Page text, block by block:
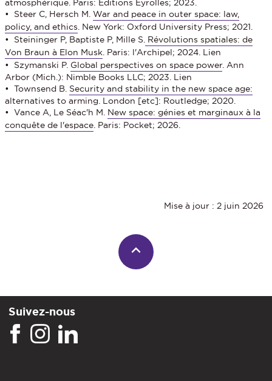
atmosphérique. Paris: Éditions Eyrolles; 2023.
• Steer C, Hersch M.War and peace in outer space: law,
policy, and ethics. New York: Oxford University Press; 2021.
• Steininger P, Baptiste P, Mille S. Révolutions spatiales: de
Von Braun à Elon Musk. Paris: l'Archipel; 2024. Lien
• Szymanski P. Global perspectives on space power. Ann
Arbor (Mich.): Nimble Books LLC; 2023. Lien
• Townsend B. Security and stability in the new space age:
alternatives to arming. London [etc]: Routledge; 2020.
• Vance A, Le Séac'h M. New space: génies et marginaux à la
conquête de l'espace. Paris: Pocket; 2026.
Mise à jour : 2 juin 2026
Suivez-nous